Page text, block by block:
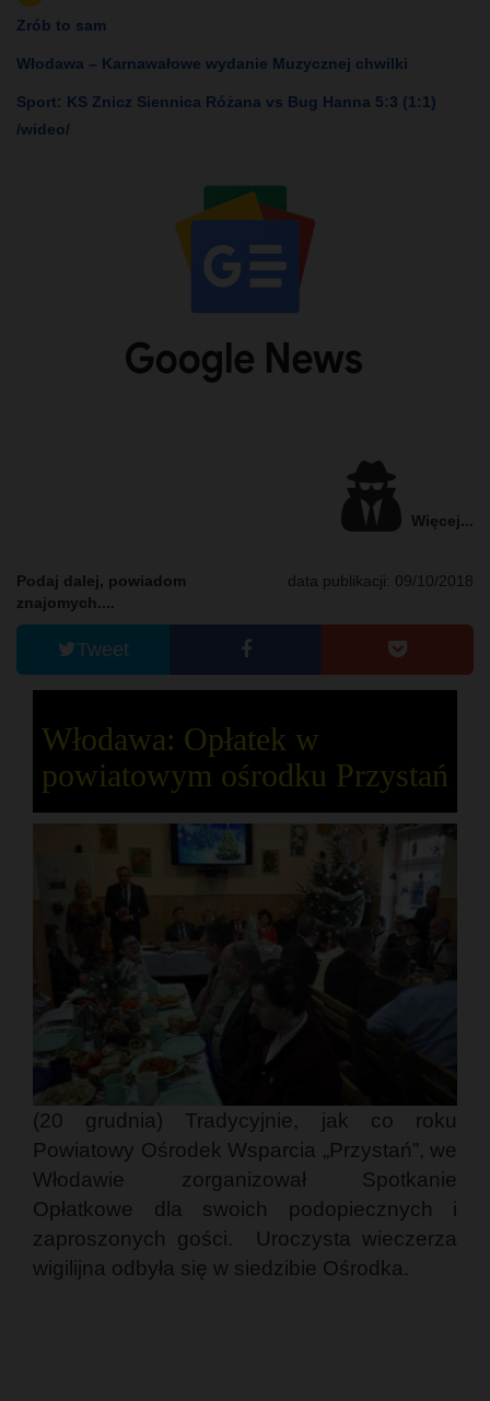
Zrób to sam
Włodawa – Karnawałowe wydanie Muzycznej chwilki
Sport: KS Znicz Siennica Różana vs Bug Hanna 5:3 (1:1)
/wideo/
Więcej...
data publikacji: 09/10/2018
Podaj dalej, powiadom
znajomych....
Tweet
Włodawa: Opłatek w
powiatowym ośrodku Przystań
(20 grudnia) Tradycyjnie, jak co roku
Powiatowy Ośrodek Wsparcia „Przystań”, we
Włodawie zorganizował Spotkanie
Opłatkowe dla swoich podopiecznych i
zaproszonych gości. Uroczysta wieczerza
wigilijna odbyła się w siedzibie Ośrodka.